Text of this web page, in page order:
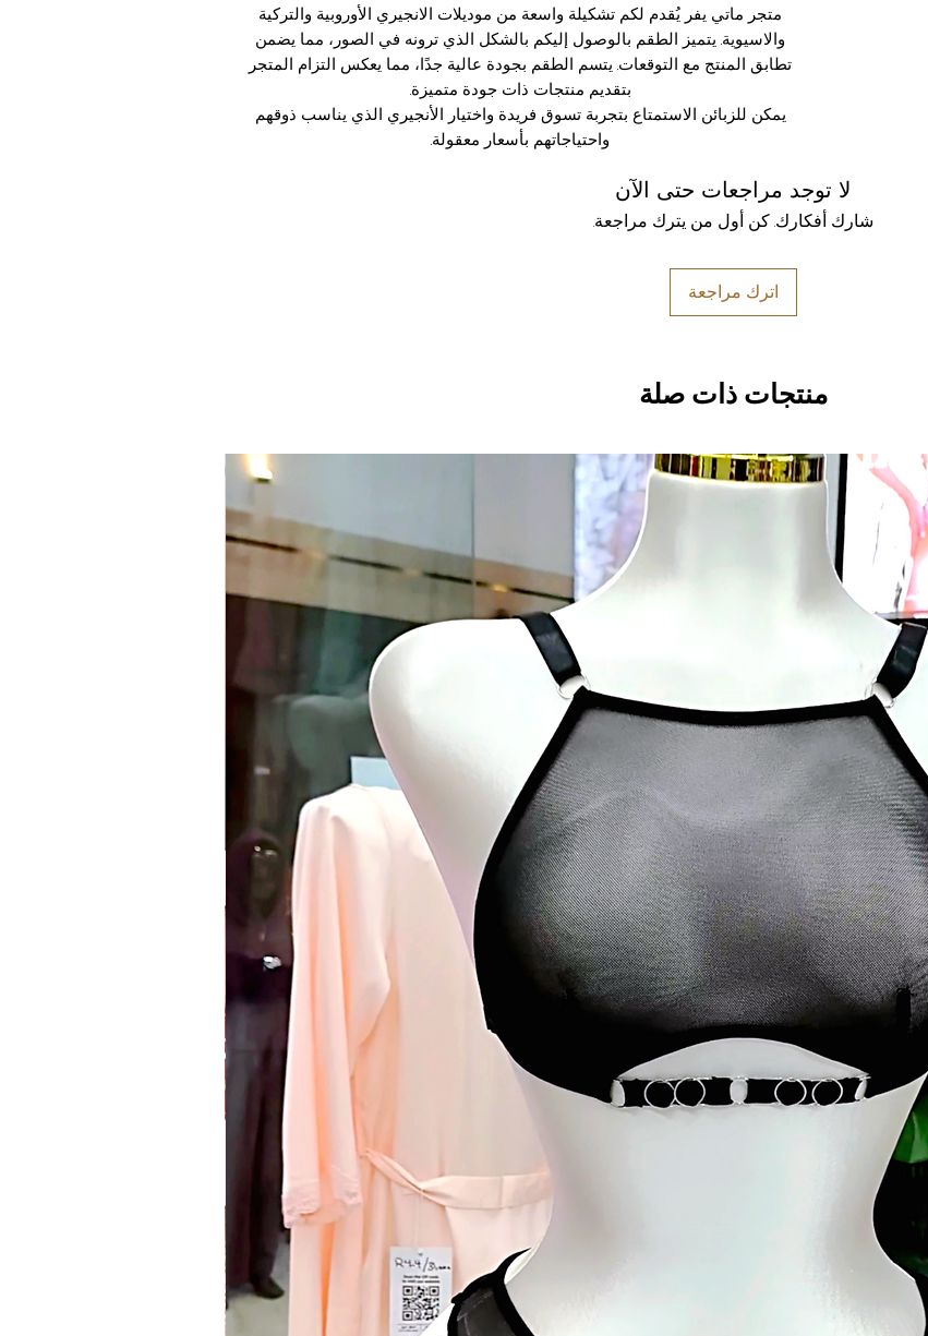
متجر ماتي يفر يُقدم لكم تشكيلة واسعة من موديلات الانجيري الأوروبية والتركية
والاسيوية. يتميز الطقم بالوصول إليكم بالشكل الذي ترونه في الصور، مما يضمن
تطابق المنتج مع التوقعات. يتسم الطقم بجودة عالية جدًا، مما يعكس التزام المتجر
بتقديم منتجات ذات جودة متميزة.
يمكن للزبائن الاستمتاع بتجربة تسوق فريدة واختيار الأنجيري الذي يناسب ذوقهم
واحتياجاتهم بأسعار معقولة.
لا توجد مراجعات حتى الآن
شارك أفكارك. كن أول من يترك مراجعة.
اترك مراجعة
منتجات ذات صلة